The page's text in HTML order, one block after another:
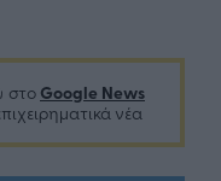
στο Google News
νέα